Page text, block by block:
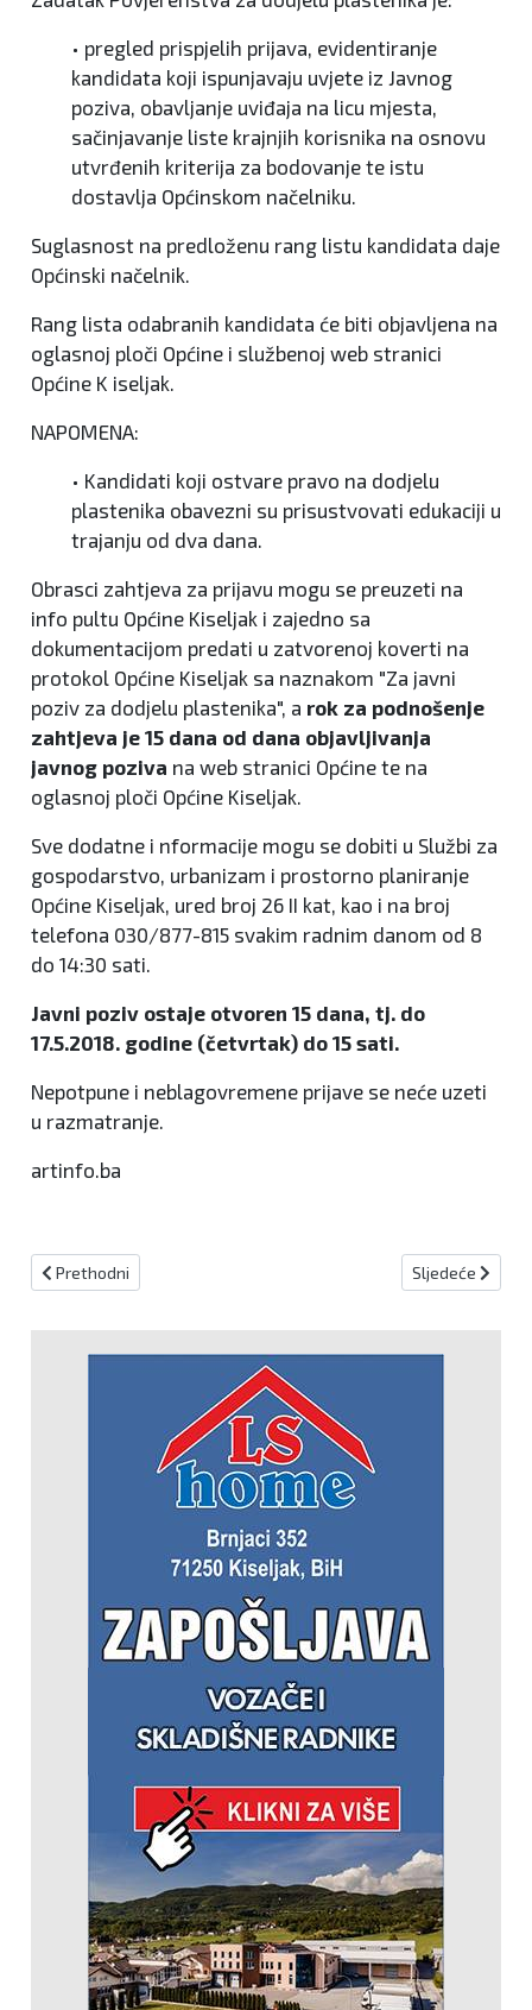
• pregled prispjelih prijava, evidentiranje
kandidata koji ispunjavaju uvjete iz Javnog
poziva, obavljanje uviđaja na licu mjesta,
sačinjavanje liste krajnjih korisnika na osnovu
utvrđenih kriterija za bodovanje te istu
dostavlja Općinskom načelniku.
Suglasnost na predloženu rang listu kandidata daje
Općinski načelnik.
Rang lista odabranih kandidata će biti objavljena na
oglasnoj ploči Općine i službenoj web stranici
Općine K iseljak.
NAPOMENA:
• Kandidati koji ostvare pravo na dodjelu
plastenika obavezni su prisustvovati edukaciji u
trajanju od dva dana.
Obrasci zahtjeva za prijavu mogu se preuzeti na
info pultu Općine Kiseljak i zajedno sa
dokumentacijom predati u zatvorenoj koverti na
protokol Općine Kiseljak sa naznakom "Za javni
poziv za dodjelu plastenika", a rok za podnošenje
zahtjeva je 15 dana od dana objavljivanja
javnog poziva na web stranici Općine te na
oglasnoj ploči Općine Kiseljak.
Sve dodatne i nformacije mogu se dobiti u Službi za
gospodarstvo, urbanizam i prostorno planiranje
Općine Kiseljak, ured broj 26 II kat, kao i na broj
telefona 030/877-815 svakim radnim danom od 8
do 14:30 sati.
Javni poziv ostaje otvoren 15 dana, tj. do
17.5.2018. godine (četvrtak) do 15 sati.
Nepotpune i neblagovremene prijave se neće uzeti
u razmatranje.
artinfo.ba
Prethodni članak: Do ponedjeljka nestabilno vrijeme s
Prethodni Sljedeći
Sljedeće